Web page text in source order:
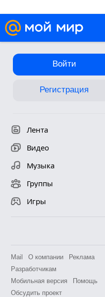
Войти
Регистрация
Лента
Видео
Музыка
Группы
Игры
Mail О компании
Реклама
Разработчикам
Мобильная версия
Помощь
Обсудить проект